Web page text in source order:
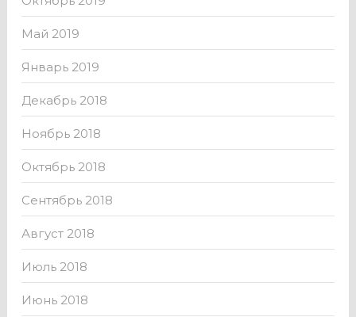
Май 2019
Январь 2019
Декабрь 2018
Ноябрь 2018
Октябрь 2018
Сентябрь 2018
Август 2018
Июль 2018
Июнь 2018